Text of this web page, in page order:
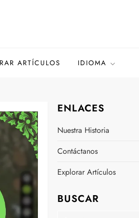
ARTÍCULOS IDIOMA
ENLACES
Nuestra Historia
Contáctanos
Explorar Artículos
BUSCAR